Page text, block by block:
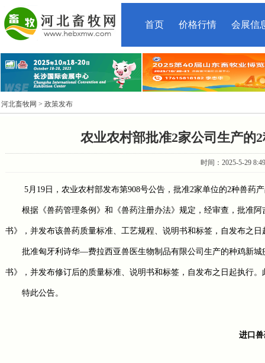
首页 价格行情 会展信
河北畜牧网 > 政策发布
农业农村部批准2家公司生产的
时间：2025-5-29
5月19日，农业农村部发布第908号公告，批准2家单位的2种兽药
根据《兽药管理条例》和《兽药注册办法》规定，经审查，批准
书》，并发布该兽药质量标准、工艺规程、说明书和标签，自发布之日
批准匈牙利诗华—费拉西亚兽医生物制品有限公司生产的种鸡新
书》，并发布修订后的质量标准、说明书和标签，自发布之日起执行
特此公告。
进口